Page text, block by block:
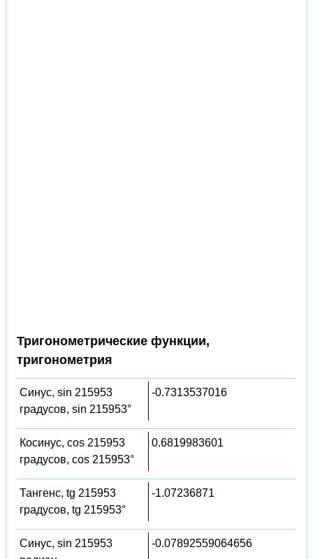
Тригонометрические функции,
тригонометрия
Синус, sin 215953
градусов, sin 215953°
-0.7313537016
Косинус, cos 215953
градусов, cos 215953°
0.6819983601
Тангенс, tg 215953
градусов, tg 215953°
-1.07236871
Синус, sin 215953
-0.07892559064656